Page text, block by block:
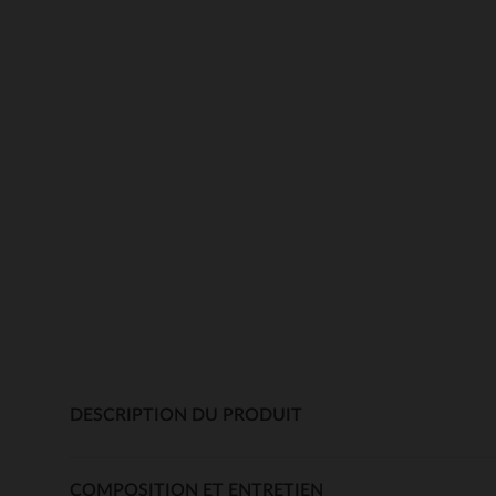
DESCRIPTION DU PRODUIT
COMPOSITION ET ENTRETIEN